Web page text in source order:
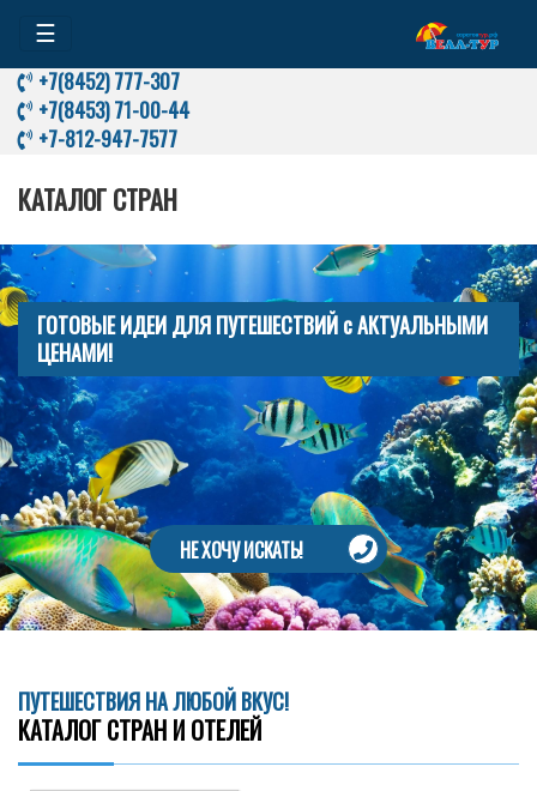
☰
+7(8452) 777-307
+7(8453) 71-00-44
+7-812-947-7577
КАТАЛОГ СТРАН
ГОТОВЫЕ ИДЕИ ДЛЯ ПУТЕШЕСТВИЙ с АКТУАЛЬНЫМИ
ЦЕНАМИ!
НЕ ХОЧУ ИСКАТЬ!
ПУТЕШЕСТВИЯ НА ЛЮБОЙ ВКУС!
КАТАЛОГ СТРАН И ОТЕЛЕЙ